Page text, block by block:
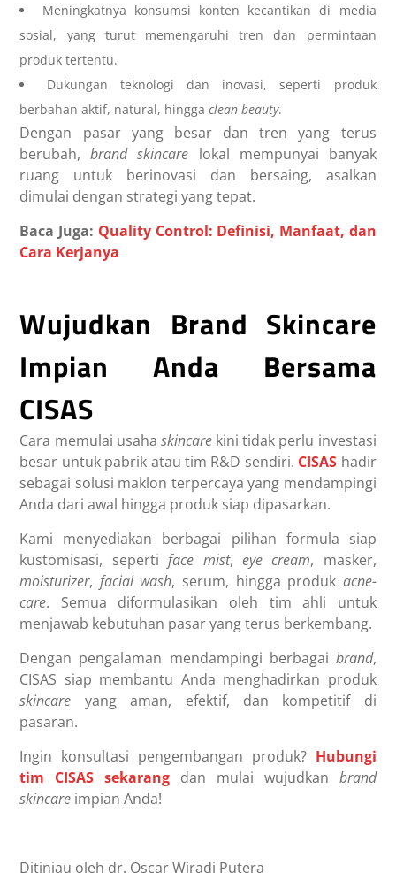
Meningkatnya konsumsi konten kecantikan di media
sosial, yang turut memengaruhi tren dan permintaan
produk tertentu.
Dukungan teknologi dan inovasi, seperti produk
berbahan aktif, natural, hinggaclean beauty.
Dengan pasar yang besar dan tren yang terus
berubah, brand skincare lokal mempunyai banyak
ruang untuk berinovasi dan bersaing, asalkan
dimulai dengan strategi yang tepat.
Baca Juga: Quality Control: Definisi, Manfaat, dan
Cara Kerjanya
Wujudkan Brand Skincare
Impian Anda Bersama
CISAS
Cara memulai usaha skincarekini tidak perlu investasi
besar untuk pabrik atau tim R&D sendiri. CISAS hadir
sebagai solusi maklon terpercaya yang mendampingi
Anda dari awal hingga produk siap dipasarkan.
Kami menyediakan berbagai pilihan formula siap
kustomisasi, sepertiface mist, eye cream, masker,
moisturizer, facial wash, serum, hingga produk acne-
care. Semua diformulasikan oleh tim ahli untuk
menjawab kebutuhan pasar yang terus berkembang.
Dengan pengalaman mendampingi berbagai brand,
CISAS siap membantu Anda menghadirkan produk
skincare yang aman, efektif, dan kompetitif di
pasaran.
Ingin konsultasi pengembangan produk? Hubungi
tim CISAS sekarang dan mulai wujudkan brand
skincare impian Anda!
Ditinjau oleh dr. Oscar Wiradi Putera